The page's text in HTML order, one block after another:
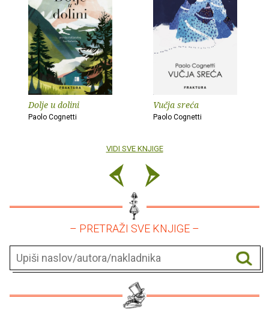
Dolje u dolini
Paolo Cognetti
Vučja sreća
Paolo Cognetti
VIDI SVE KNJIGE
– PRETRAŽI SVE KNJIGE –